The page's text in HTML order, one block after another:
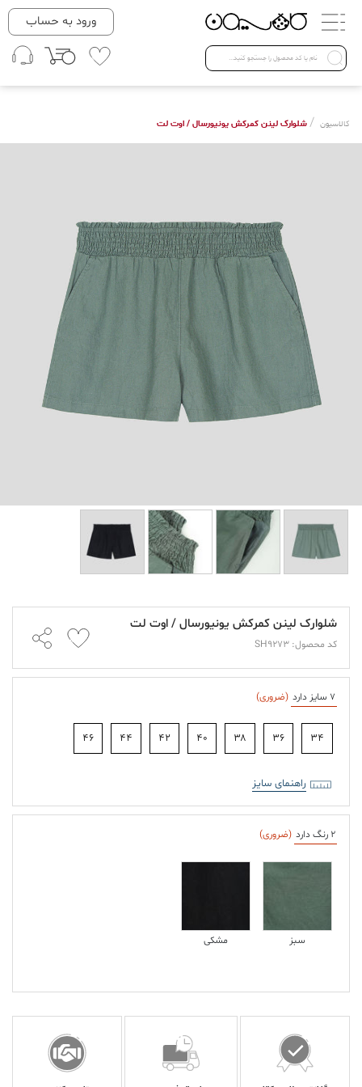
دسته بندی ها
Open submenu ( لباس زنانه )
لباس زنانه
لباس مردانه
ورود به حساب
کالاسیون / شلوارک لینن کمرکش یونیورسال / اوت لت
شلوارک لینن کمرکش یونیورسال / اوت لت
کد محصول: SH9273
7 سایز دارد (ضروری)
۳۴ ۳۶ ۳۸ ۴۰ ۴۲ ۴۴ ۴۶
راهنمای سایز
2 رنگ دارد (ضروری)
سبز مشکی